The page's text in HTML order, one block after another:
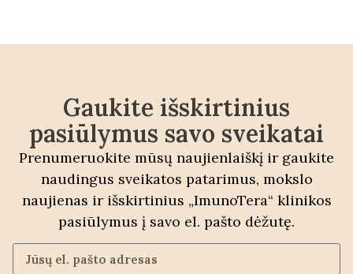
Gaukite išskirtinius
pasiūlymus savo sveikatai
Prenumeruokite mūsų naujienlaiškį ir gaukite
naudingus sveikatos patarimus, mokslo
naujienas ir išskirtinius „ImunoTera“ klinikos
pasiūlymus į savo el. pašto dėžutę.